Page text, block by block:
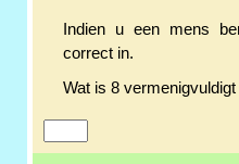
Indien u een mens
correct in.
Wat is 8